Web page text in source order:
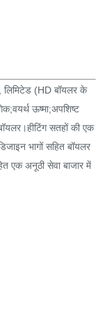
(HD बॉयलर के
ऊष्मा;अपशिष्ट
सतहों की एक
भागों सहित बॉयलर
एक अनूठी सेवा बाजार में